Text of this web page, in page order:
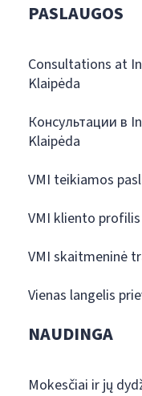
PASLAUGOS
Consultations at
Klaipėda
Консультации в
Klaipėda
VMI teikiamos
VMI kliento profilis
VMI skaitmeninė
Vienas langelis
NAUDINGA
Mokesčiai ir jų